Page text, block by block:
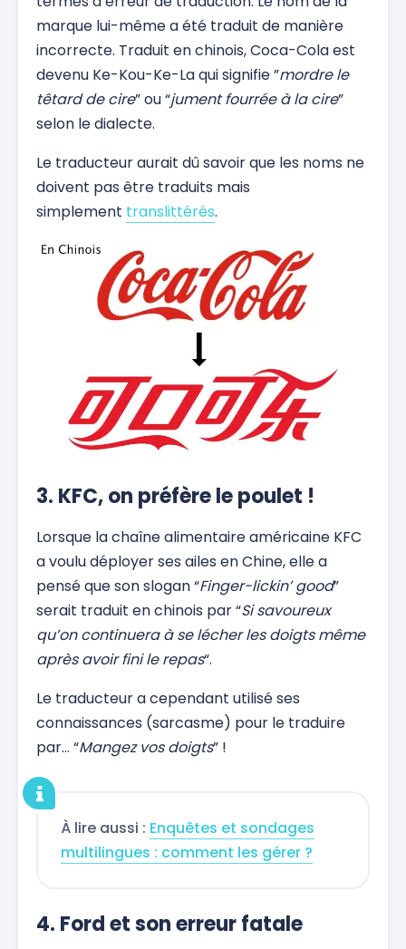
marque lui-même a été traduit de manière
incorrecte. Traduit en chinois, Coca-Cola est
devenu Ke-Kou-Ke-La qui signifie ”mordre le
têtard de cire” ou “jument fourrée à la cire”
selon le dialecte.
Le traducteur aurait dû savoir que les noms ne
doivent pas être traduits mais
simplement translittérés.
3. KFC, on préfère le poulet !
Lorsque la chaîne alimentaire américaine KFC
a voulu déployer ses ailes en Chine, elle a
pensé que son slogan “Finger-lickin’ good”
serait traduit en chinois par “Si savoureux
qu’on continuera à se lécher les doigts même
après avoir fini le repas“.
Le traducteur a cependant utilisé ses
connaissances (sarcasme) pour le traduire
par… “Mangez vos doigts” !
À lire aussi : Enquêtes et sondages
multilingues : comment les gérer ?
4. Ford et son erreur fatale